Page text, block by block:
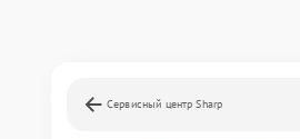
Сервисный центр Sharp